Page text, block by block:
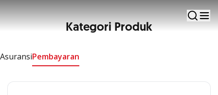
Untuk berkembang bersama usaha yang dirintis
Kategori Produk
AsuransiPembayaran